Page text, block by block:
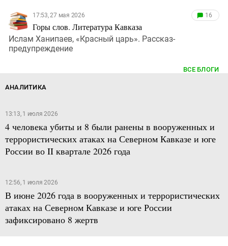
17:53, 27 мая 2026
Горы слов. Литература Кавказа
16
Ислам Ханипаев, «Красный царь». Рассказ-
предупреждение
ВСЕ БЛОГИ
АНАЛИТИКА
13:13, 1 июля 2026
4 человека убиты и 8 были ранены в вооруженных и
террористических атаках на Северном Кавказе и юге
России во II квартале 2026 года
12:56, 1 июля 2026
В июне 2026 года в вооруженных и террористических
атаках на Северном Кавказе и юге России
зафиксировано 8 жертв